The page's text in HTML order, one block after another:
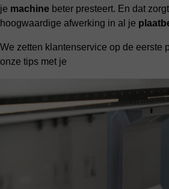
je machine beter presteert. En dat
hoogwaardige afwerking in al je
We zetten klantenservice op de eerste
onze tips met je